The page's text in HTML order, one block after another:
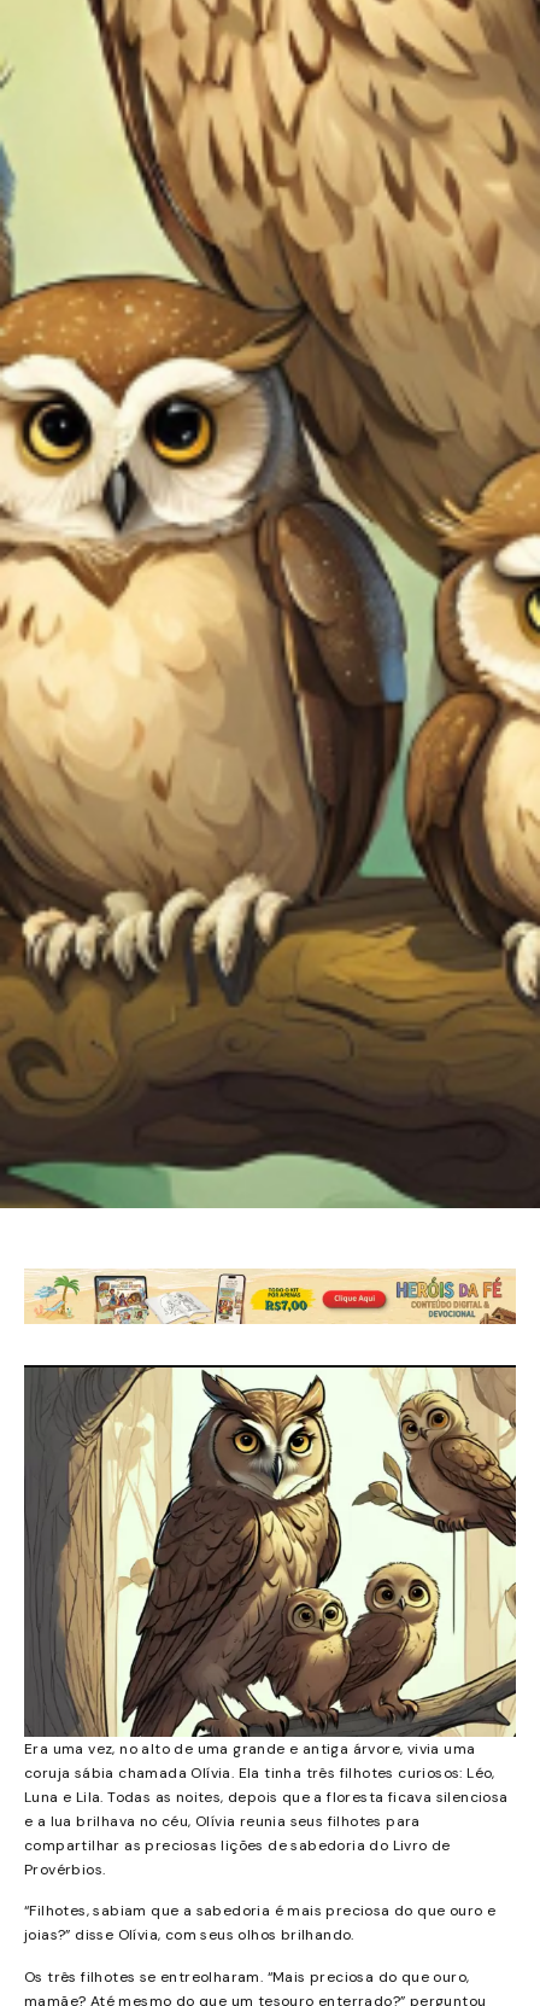
Era uma vez, no alto de uma grande e antiga árvore, vivia uma
coruja sábia chamada Olívia. Ela tinha três filhotes curiosos: Léo,
Luna e Lila. Todas as noites, depois que a floresta ficava silenciosa
e a lua brilhava no céu, Olívia reunia seus filhotes para
compartilhar as preciosas lições de sabedoria do Livro de
Provérbios.
“Filhotes, sabiam que a sabedoria é mais preciosa do que ouro e
joias?” disse Olívia, com seus olhos brilhando.
Os três filhotes se entreolharam. “Mais preciosa do que ouro,
mamãe? Até mesmo do que um tesouro enterrado?” perguntou